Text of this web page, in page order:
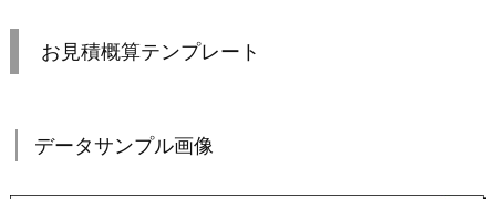
お見積概算テンプレート
データサンプル画像